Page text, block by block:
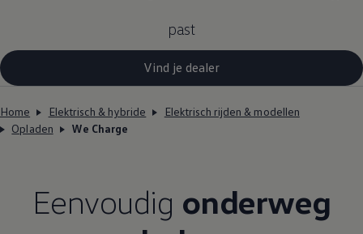
past
Vind je dealer
Home Elektrisch & hybride
Elektrisch rijden & modellen
Opladen
We Charge
Eenvoudig onderweg